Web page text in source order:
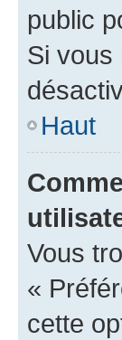
public
Si vous
Haut
Vous
«
cette